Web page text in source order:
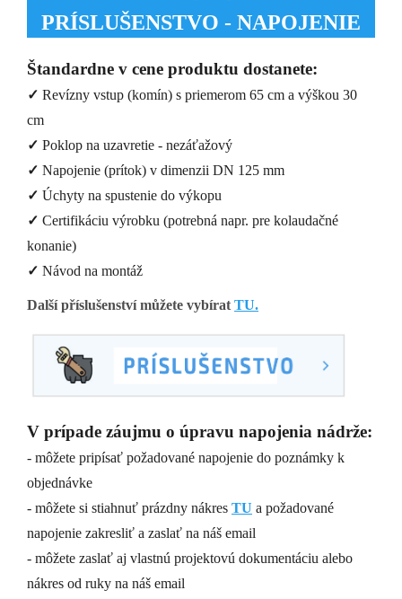
PRÍSLUŠENSTVO - NAPOJENIE
Štandardne v cene produktu dostanete:
✓ Revízny vstup (komín) s priemerom 65 cm a výškou 30
cm
✓ Poklop na uzavretie - nezáťažový
✓ Napojenie (prítok) v dimenzii DN 125 mm
✓ Úchyty na spustenie do výkopu
✓ Certifikáciu výrobku (potrebná napr. pre kolaudačné
konanie)
✓ Návod na montáž
Další příslušenství můžete vybírat TU.
V prípade záujmu o úpravu napojenia nádrže:
- môžete pripísať požadované napojenie do poznámky k
objednávke
- môžete si stiahnuť prázdny nákres TU a požadované
napojenie zakresliť a zaslať na náš email
- môžete zaslať aj vlastnú projektovú dokumentáciu alebo
nákres od ruky na náš email